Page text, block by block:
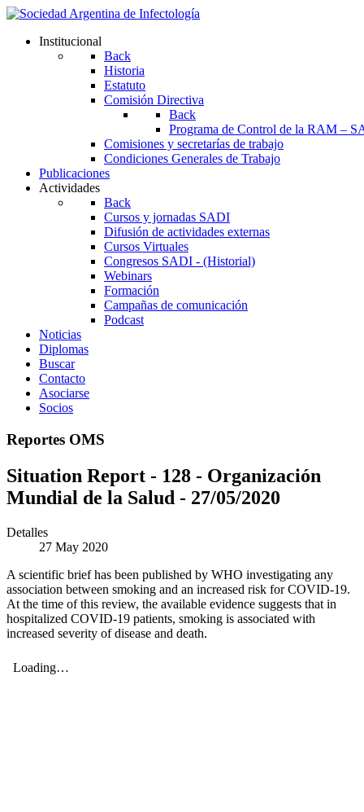
Institucional
Back
Historia
Estatuto
Comisión Directiva
Back
Programa de Control de la RAM –
Comisiones y secretarías de trabajo
Condiciones Generales de Trabajo
Publicaciones
Actividades
Back
Cursos y jornadas SADI
Difusión de actividades externas
Cursos Virtuales
Congresos SADI - (Historial)
Webinars
Formación
Campañas de comunicación
Podcast
Noticias
Diplomas
Buscar
Contacto
Asociarse
Socios
Reportes OMS
Situation Report - 128 - Organización
Mundial de la Salud - 27/05/2020
Detalles
27 May 2020
A scientific brief has been published by WHO investigating any
association between smoking and an increased risk for COVID-19.
At the time of this review, the available evidence suggests that in
hospitalized COVID-19 patients, smoking is associated with
increased severity of disease and death.